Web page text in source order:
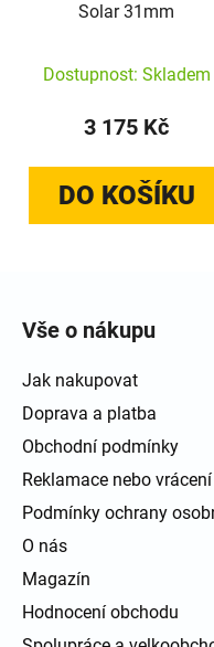
Solar 31mm
Dostupnost: Skladem
3 175 Kč
DO KOŠÍKU
Vše o nákupu
Jak nakupovat
Doprava a platba
Obchodní podmínky
Reklamace nebo
Podmínky ochrany
O nás
Magazín
Hodnocení obchodu